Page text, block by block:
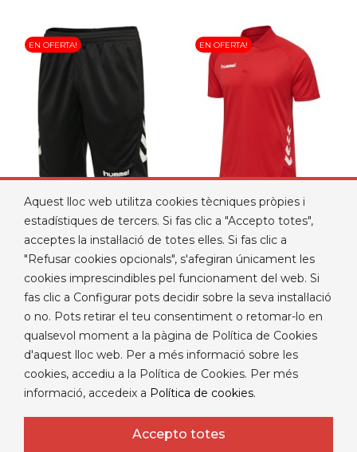
BERMUDA HUMMEL
COLOR NEGRE
Preu
9,99 €
EN OFERTA!
POLO HUMMEL PLAYFUL
COLOR VERMELL
Preu
12,00 €
EN OFERTA!
PRODUCTES
NUESTRA EMPRESA
Aquest lloc web utilitza cookies tècniques pròpies i
estadístiques de tercers. Si fas clic a "Accepto totes",
acceptes la instal·lació de totes elles. Si fas clic a
"Refusar cookies opcionals", s'afegiran únicament les
cookies imprescindibles pel funcionament del web. Si
fas clic a Configurar pots decidir sobre la seva instal·lació
o no. Pots retirar el teu consentiment o retomar-lo en
qualsevol moment a la pàgina de Política de Cookies
d'aquest lloc web. Per a més informació sobre les
cookies, accediu a la Política de Cookies. Per més
informació, accedeix a Política de cookies.
Accepto totes